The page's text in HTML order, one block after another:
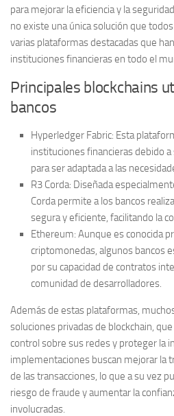
para mejorar la eficiencia y la
no existe una única solución que
varias plataformas destacadas que
instituciones financieras en todo el
Principales blockchains
bancos
Hyperledger Fabric: Esta
instituciones financieras debido a
para ser adaptada a las
R3 Corda: Diseñada
Corda permite a los bancos
segura y eficiente, facilitando la
Ethereum: Aunque es conocida
criptomonedas, algunos bancos
por su capacidad de contratos
comunidad de desarrolladores.
Además de estas plataformas,
soluciones privadasde blockchain,
control sobre sus redes y proteger la
implementaciones buscan mejorar la
de las transacciones, lo que a su vez
riesgo de fraude y aumentar la
involucradas.